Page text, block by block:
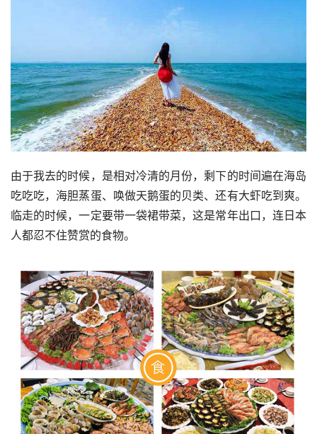
由于我去的时候，是相对冷清的月份，剩下的时间遍在海岛
吃吃吃，海胆蒸蛋、唤做天鹅蛋的贝类、还有大虾吃到爽。
临走的时候，一定要带一袋裙带菜，这是常年出口，连日本
人都忍不住赞赏的食物。